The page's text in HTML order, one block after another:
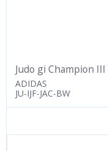
Judo gi Champion
ADIDAS
JU-IJF-JAC-BW